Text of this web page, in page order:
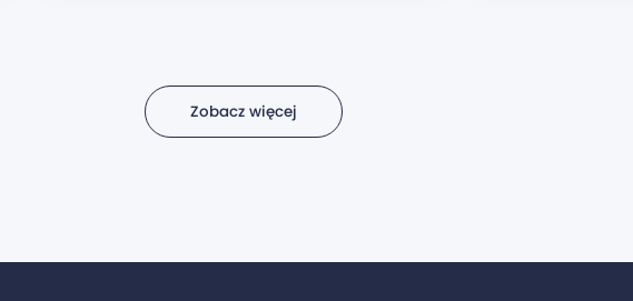
Zobacz więcej